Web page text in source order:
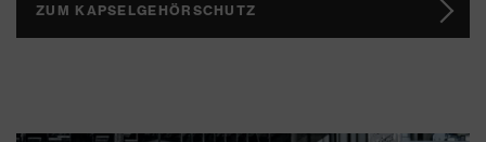
ZUM KAPSELGEHÖRSCHUTZ